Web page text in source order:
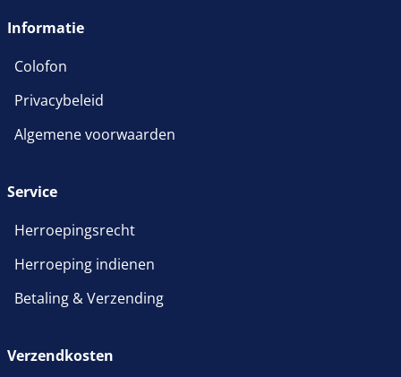
Informatie
Colofon
Privacybeleid
Algemene voorwaarden
Service
Herroepingsrecht
Herroeping indienen
Betaling & Verzending
Verzendkosten